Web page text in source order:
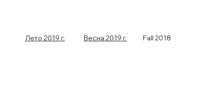
Лето 2019 г. Весна 2019 г. Fall 2018